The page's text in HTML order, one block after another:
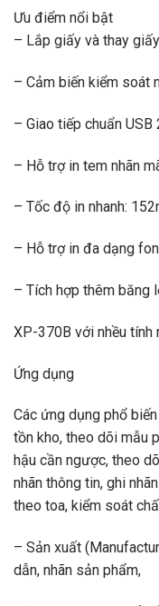
Ưu điểm nổi bật
– Lắp giấy và thay
– Cảm biến kiểm soát
– Giao tiếp chuẩn
– Hỗ trợ in tem nhãn
– Tốc độ in nhanh:
– Hỗ trợ in đa dạng
– Tích hợp thêm băng
XP-370B với nhều
Ứng dụng
Các ứng dụng phổ
tồn kho, theo dõi mẫu
hậu cần ngược, theo
nhãn thông tin, ghi
theo toa, kiểm soát
– Sản xuất
dẫn, nhãn sản phẩm,